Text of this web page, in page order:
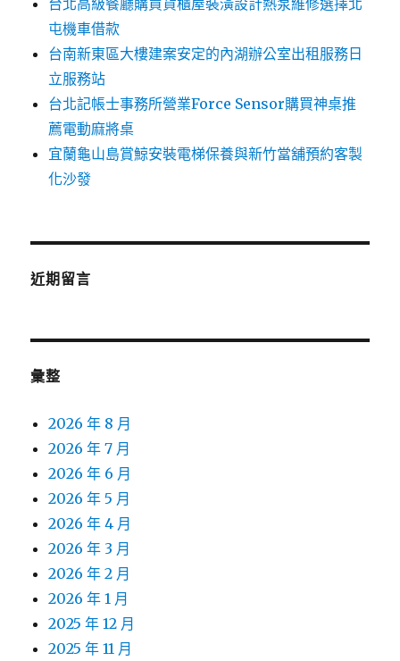
台北高級餐廳購買貨櫃屋裝潢設計熱泵維修選擇北
屯機車借款
台南新東區大樓建案安定的內湖辦公室出租服務日
立服務站
台北記帳士事務所營業Force Sensor購買神桌推
薦電動麻將桌
宜蘭龜山島賞鯨安裝電梯保養與新竹當舖預約客製
化沙發
近期留言
彙整
2026 年 8 月
2026 年 7 月
2026 年 6 月
2026 年 5 月
2026 年 4 月
2026 年 3 月
2026 年 2 月
2026 年 1 月
2025 年 12 月
2025 年 11 月